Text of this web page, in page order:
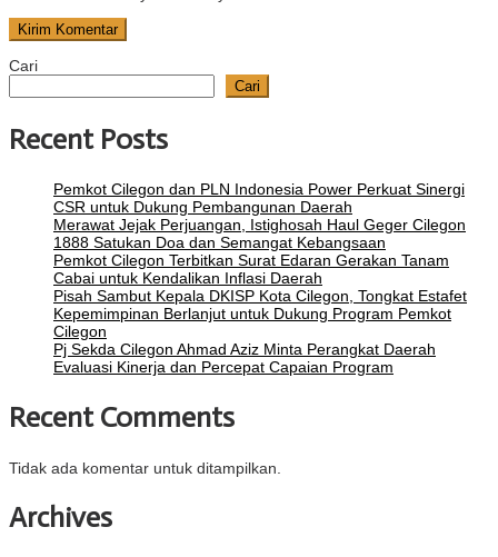
Cari
Cari
Recent Posts
Pemkot Cilegon dan PLN Indonesia Power Perkuat Sinergi
CSR untuk Dukung Pembangunan Daerah
Merawat Jejak Perjuangan, Istighosah Haul Geger Cilegon
1888 Satukan Doa dan Semangat Kebangsaan
Pemkot Cilegon Terbitkan Surat Edaran Gerakan Tanam
Cabai untuk Kendalikan Inflasi Daerah
Pisah Sambut Kepala DKISP Kota Cilegon, Tongkat Estafet
Kepemimpinan Berlanjut untuk Dukung Program Pemkot
Cilegon
Pj Sekda Cilegon Ahmad Aziz Minta Perangkat Daerah
Evaluasi Kinerja dan Percepat Capaian Program
Recent Comments
Tidak ada komentar untuk ditampilkan.
Archives